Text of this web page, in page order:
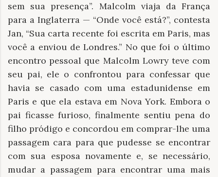
sem sua presença”. Malcolm viaja da França
para a Inglaterra — “Onde você está?”, contesta
Jan, “Sua carta recente foi escrita em Paris, mas
você a enviou de Londres.” No que foi o último
encontro pessoal que Malcolm Lowry teve com
seu pai, ele o confrontou para confessar que
havia se casado com uma estadunidense em
Paris e que ela estava em Nova York. Embora o
pai ficasse furioso, finalmente sentiu pena do
filho pródigo e concordou em comprar-lhe uma
passagem cara para que pudesse se encontrar
com sua esposa novamente e, se necessário,
mudar a passagem para encontrar uma mais